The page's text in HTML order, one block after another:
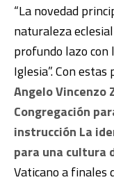
“La novedad
naturaleza
profundo lazo con
Iglesia”. Con
Angelo Vincenzo
Congregación
instrucción La
para una cultura
Vaticano a finales